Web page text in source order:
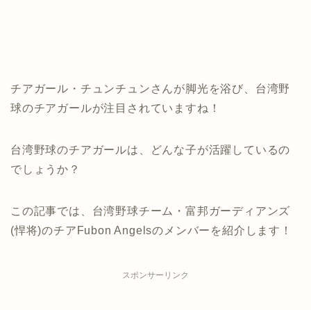
チアガール・チュンチュンさんが脚光を浴び、台湾野
球のチアガールが注目されていますね！
台湾野球のチアガールは、どんな子が活躍しているの
でしょうか？
この記事では、台湾野球チーム・富邦ガーディアンズ
(悍将)のチアFubon Angelsのメンバーを紹介します！
スポンサーリンク